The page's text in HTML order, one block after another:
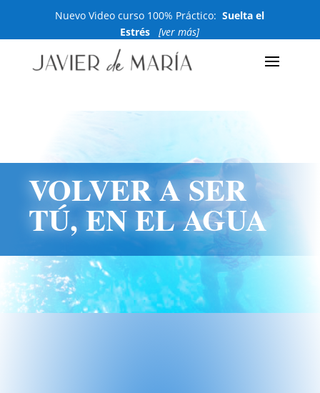
Nuevo Video curso 100% Práctico:Suelta el
Estrés
[ver más]
VOLVER A SER
TÚ, EN EL AGUA